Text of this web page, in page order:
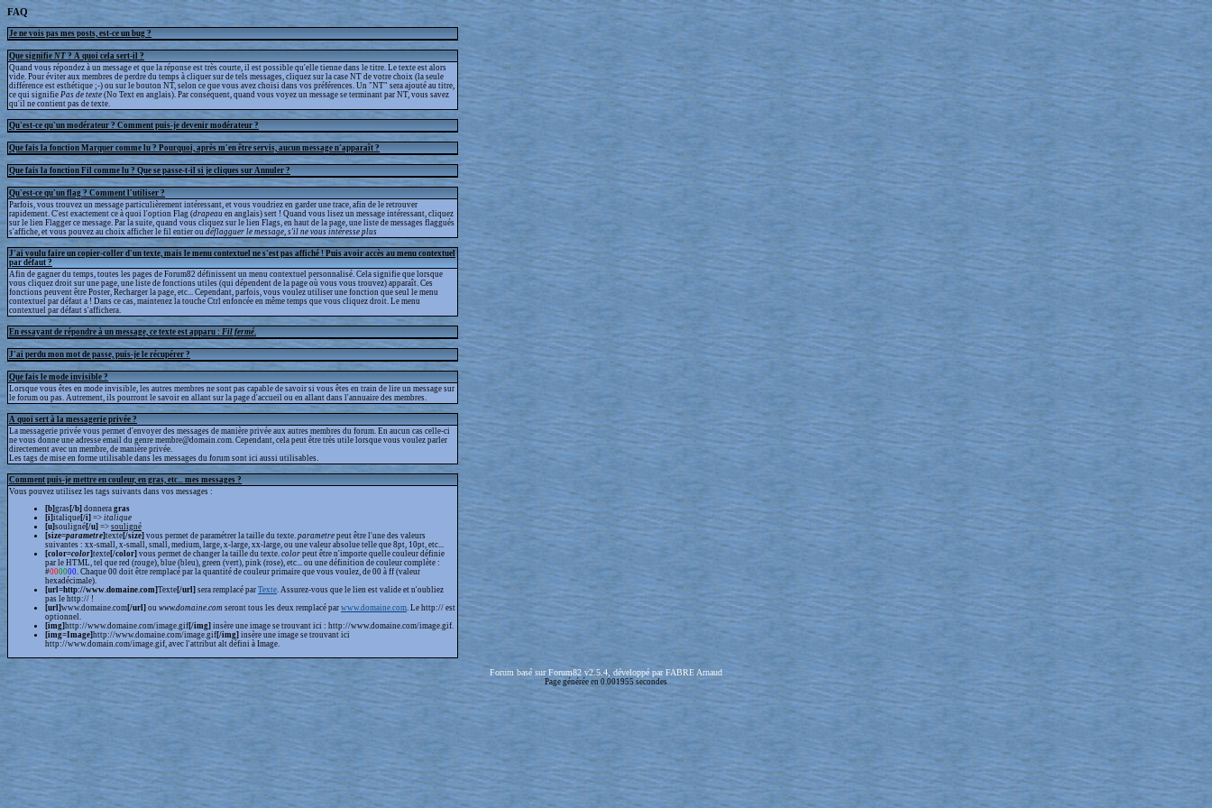
FAQ
Je ne vois pas mes posts, est-ce un bug ?
Que signifie NT ? A quoi cela sert-il ?
Quand vous répondez à un message et que la réponse est très courte, il est possible qu'elle tienne dans le titre. Le texte est alors
vide. Pour éviter aux membres de perdre du temps à cliquer sur de tels messages, cliquez sur la case NT de votre choix (la seule
différence est esthétique ;-) ou sur le bouton NT, selon ce que vous avez choisi dans vos préférences. Un "NT" sera ajouté au titre,
ce qui signifie Pas de texte (No Text en anglais). Par conséquent, quand vous voyez un message se terminant par NT, vous savez
qu'il ne contient pas de texte.
Qu'est-ce qu'un modérateur ? Comment puis-je devenir modérateur ?
Que fais la fonction Marquer comme lu ? Pourquoi, après m'en être servis, aucun message n'apparaît ?
Que fais la fonction Fil comme lu ? Que se passe-t-il si je cliques sur Annuler ?
Qu'est-ce qu'un flag ? Comment l'utiliser ?
Parfois, vous trouvez un message particulièrement intéressant, et vous voudriez en garder une trace, afin de le retrouver
rapidement. C'est exactement ce à quoi l'option Flag (drapeau en anglais) sert ! Quand vous lisez un message intéressant, cliquez
sur le lien Flagger ce message. Par la suite, quand vous cliquez sur le lien Flags, en haut de la page, une liste de messages flaggués
s'affiche, et vous pouvez au choix afficher le fil entier ou déflagguer le message, s'il ne vous intéresse plus
J'ai voulu faire un copier-coller d'un texte, mais le menu contextuel ne s'est pas affiché ! Puis avoir accès au menu contextuel
par défaut ?
Afin de gagner du temps, toutes les pages de Forum82 définissent un menu contextuel personnalisé. Cela signifie que lorsque
vous cliquez droit sur une page, une liste de fonctions utiles (qui dépendent de la page où vous vous trouvez) apparaît. Ces
fonctions peuvent être Poster, Recharger la page, etc... Cependant, parfois, vous voulez utiliser une fonction que seul le menu
contextuel par défaut a ! Dans ce cas, maintenez la touche Ctrl enfoncée en même temps que vous cliquez droit. Le menu
contextuel par défaut s'affichera.
En essayant de répondre à un message, ce texte est apparu : Fil fermé
J'ai perdu mon mot de passe, puis-je le récupérer ?
Que fais le mode invisible ?
Lorsque vous êtes en mode invisible, les autres membres ne sont pas capable de savoir si vous êtes en train de lire un message sur
le forum ou pas. Autrement, ils pourront le savoir en allant sur la page d'accueil ou en allant dans l'annuaire des membres.
A quoi sert à la messagerie privée ?
La messagerie privée vous permet d'envoyer des messages de manière privée aux autres membres du forum. En aucun cas celle-ci
ne vous donne une adresse email du genre membre@domain.com. Cependant, cela peut être très utile lorsque vous voulez parler
directement avec un membre, de manière privée.
Les tags de mise en forme utilisable dans les messages du forum sont ici aussi utilisables.
Comment puis-je mettre en couleur, en gras, etc... mes messages ?
Vous pouvez utilisez les tags suivants dans vos messages :
[b]gras[/b] donnera gras
[i]italique[/i] => italique
[u]souligné[/u] => souligné
[size=parametre]texte[/size] vous permet de paramétrer la taille du texte. parametre peut être l'une des valeurs
suivantes : xx-small, x-small, small, medium, large, x-large, xx-large, ou une valeur absolue telle que 8pt, 10pt, etc...
[color=color]texte[/color] vous permet de changer la taille du texte. color peut être n'importe quelle couleur définie
par le HTML, tel que red (rouge), blue (bleu), green (vert), pink (rose), etc... ou une définition de couleur complète :
#000000 . Chaque 00 doit être remplacé par la quantité de couleur primaire que vous voulez, de 00 à ff (valeur
hexadécimale).
[url=http://www.domaine.com]Texte[/url] sera remplacé par Texte . Assurez-vous que le lien est valide et n'oubliez
pas le http:// !
[url]www.domaine.com[/url] ou www.domaine.com seront tous les deux remplacé par www.domaine.com . Le http:// est
optionnel.
[img]http://www.domaine.com/image.gif[/img] insère une image se trouvant ici : http://www.domaine.com/image.gif.
[img=Image]http://www.domaine.com/image.gif[/img] insère une image se trouvant ici
http://www.domain.com/image.gif, avec l'attribut alt défini à Image.
Forum basé sur Forum82 v2.5.4, développé par FABRE Arnaud
Page générée en 0.001955 secondes